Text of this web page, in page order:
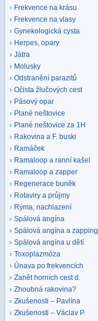
Frekvence na krásu
Frekvence na vlasy
Gynekologická cysta
Herpes, opary
Játra
Molusky
Odstranění parazitů
Očista žlučových cest
Pásový opar
Plané neštovice
Plané neštovice za 1H
Rakovina a F. buski
Ramáček
Ramaloop a ranní kašel
Ramaloop a zapper
Regenerace buněk
Rotaviry a průjmy
Rýma, nachlazení
Spálová angína
Spálová angína a zapping
Spálová angína u dětí
Toxoplazmóza
Únava po frekvencích
Zanět horních cest d.
Zhoubná rakovina?
Zkušenosti – Pavlína
Zkušenosti – Václav P.